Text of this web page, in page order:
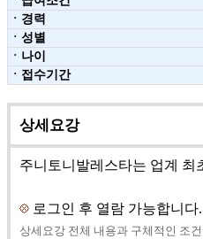
ㆍ경력
ㆍ성별
ㆍ나이
ㆍ접수기간
상세요강
주니토니발레스타는 업계 최
로그인 후 열람 가능합니다.
상세요강 전체 내용과 구체적인 조